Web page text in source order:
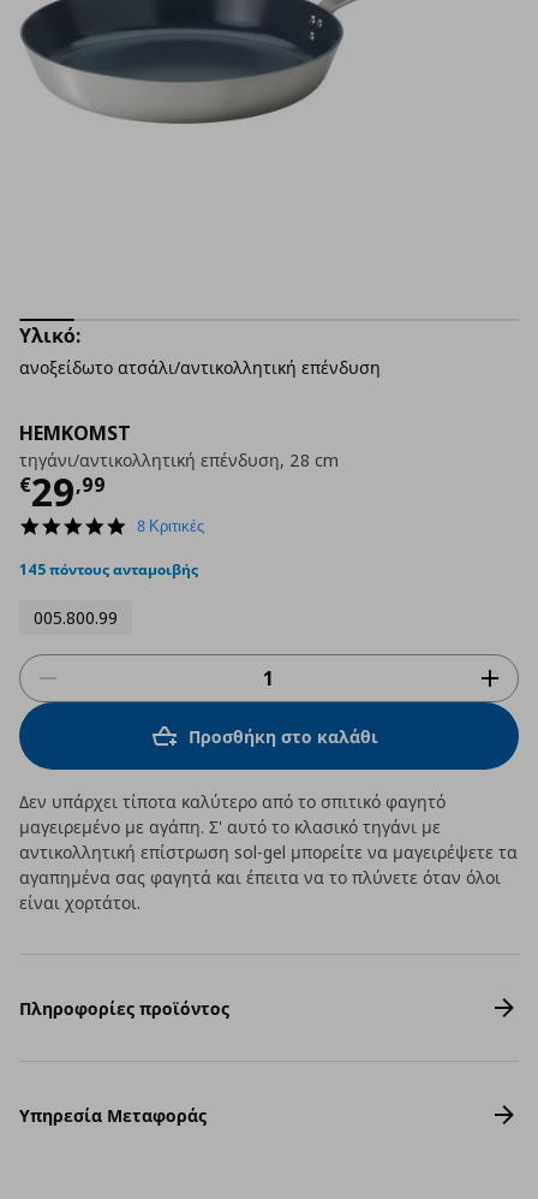
HEMKOMST
τηγάνι/αντικολλητική επένδυση, 28 cm
€29,99
Τρέχουσα τιμή
5.0
rating
8 Κριτικές
145 πόντους ανταμοιβής
005.800.99
Υλικό:
ανοξείδωτο ατσάλι/αντικολλητική επένδυση
Προσθήκη στο καλάθι
Δεν υπάρχει τίποτα καλύτερο από το σπιτικό φαγητό
μαγειρεμένο με αγάπη. Σ' αυτό το κλασικό τηγάνι με
αντικολλητική επίστρωση sol-gel μπορείτε να μαγειρέψετε τα
αγαπημένα σας φαγητά και έπειτα να το πλύνετε όταν όλοι
είναι χορτάτοι.
Πληροφορίες προϊόντος
Υπηρεσία Μεταφοράς